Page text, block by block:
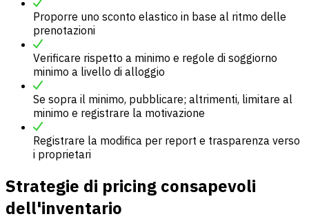
Proporre uno sconto elastico in base al ritmo delle
prenotazioni
Verificare rispetto a minimo e regole di soggiorno
minimo a livello di alloggio
Se sopra il minimo, pubblicare; altrimenti, limitare al
minimo e registrare la motivazione
Registrare la modifica per report e trasparenza verso
i proprietari
Strategie di pricing consapevoli
dell'inventario